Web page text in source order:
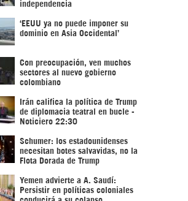
independencia
‘EEUU ya no puede imponer su
dominio en Asia Occidental’
Con preocupación, ven muchos
sectores al nuevo gobierno
colombiano
Irán califica la política de Trump
de diplomacia teatral en bucle -
Noticiero 22:30
Schumer: los estadounidenses
necesitan botes salvavidas, no la
Flota Dorada de Trump
Yemen advierte a A. Saudí:
Persistir en políticas coloniales
conducirá a su colapso